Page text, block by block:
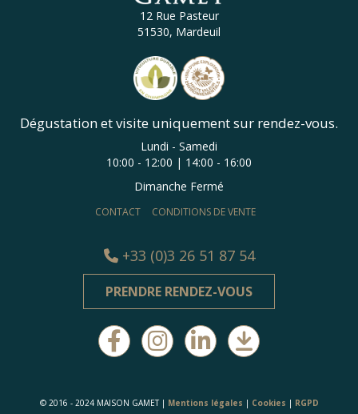
12 Rue Pasteur
51530, Mardeuil
Dégustation et visite uniquement sur rendez-vous.
Lundi - Samedi
10:00 - 12:00 | 14:00 - 16:00
Dimanche Fermé
CONTACT CONDITIONS DE VENTE
+33 (0)3 26 51 87 54
PRENDRE RENDEZ-VOUS
© 2016 - 2024 MAISON GAMET | Mentions légales | Cookies | RGPD